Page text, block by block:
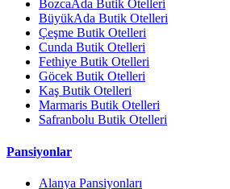
BozcaAda Butik Otelleri
BüyükAda Butik Otelleri
Çeşme Butik Otelleri
Cunda Butik Otelleri
Fethiye Butik Otelleri
Göcek Butik Otelleri
Kaş Butik Otelleri
Marmaris Butik Otelleri
Safranbolu Butik Otelleri
Pansiyonlar
Alanya Pansiyonları